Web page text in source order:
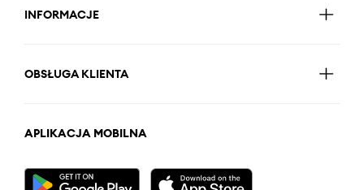
INFORMACJE
OBSŁUGA KLIENTA
APLIKACJA MOBILNA